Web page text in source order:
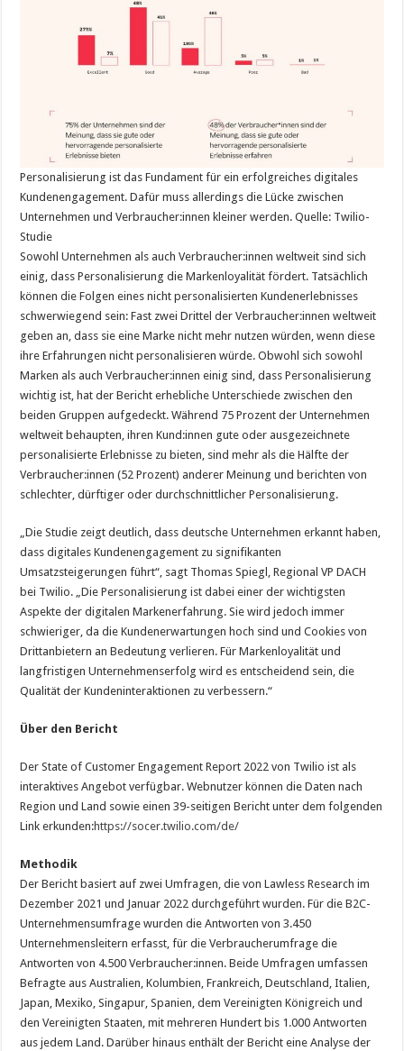
Personalisierung ist das Fundament für ein erfolgreiches digitales
Kundenengagement. Dafür muss allerdings die Lücke zwischen
Unternehmen und Verbraucher:innen kleiner werden. Quelle: Twilio-
Studie
Sowohl Unternehmen als auch Verbraucher:innen weltweit sind sich
einig, dass Personalisierung die Markenloyalität fördert. Tatsächlich
können die Folgen eines nicht personalisierten Kundenerlebnisses
schwerwiegend sein: Fast zwei Drittel der Verbraucher:innen weltweit
geben an, dass sie eine Marke nicht mehr nutzen würden, wenn diese
ihre Erfahrungen nicht personalisieren würde. Obwohl sich sowohl
Marken als auch Verbraucher:innen einig sind, dass Personalisierung
wichtig ist, hat der Bericht erhebliche Unterschiede zwischen den
beiden Gruppen aufgedeckt. Während 75 Prozent der Unternehmen
weltweit behaupten, ihren Kund:innen gute oder ausgezeichnete
personalisierte Erlebnisse zu bieten, sind mehr als die Hälfte der
Verbraucher:innen (52 Prozent) anderer Meinung und berichten von
schlechter, dürftiger oder durchschnittlicher Personalisierung.
„Die Studie zeigt deutlich, dass deutsche Unternehmen erkannt haben,
dass digitales Kundenengagement zu signifikanten
Umsatzsteigerungen führt“, sagt Thomas Spiegl, Regional VP DACH
bei Twilio. „Die Personalisierung ist dabei einer der wichtigsten
Aspekte der digitalen Markenerfahrung. Sie wird jedoch immer
schwieriger, da die Kundenerwartungen hoch sind und Cookies von
Drittanbietern an Bedeutung verlieren. Für Markenloyalität und
langfristigen Unternehmenserfolg wird es entscheidend sein, die
Qualität der Kundeninteraktionen zu verbessern.“
Über den Bericht
Der State of Customer Engagement Report 2022 von Twilio ist als
interaktives Angebot verfügbar. Webnutzer können die Daten nach
Region und Land sowie einen 39-seitigen Bericht unter dem folgenden
Link erkunden:https://socer.twilio.com/de/
Methodik
Der Bericht basiert auf zwei Umfragen, die von Lawless Research im
Dezember 2021 und Januar 2022 durchgeführt wurden. Für die B2C-
Unternehmensumfrage wurden die Antworten von 3.450
Unternehmensleitern erfasst, für die Verbraucherumfrage die
Antworten von 4.500 Verbraucher:innen. Beide Umfragen umfassen
Befragte aus Australien, Kolumbien, Frankreich, Deutschland, Italien,
Japan, Mexiko, Singapur, Spanien, dem Vereinigten Königreich und
den Vereinigten Staaten, mit mehreren Hundert bis 1.000 Antworten
aus jedem Land. Darüber hinaus enthält der Bericht eine Analyse der